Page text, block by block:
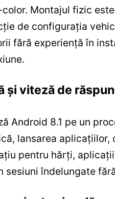
Montajul fizic
de configurația
fără experiență în
și viteză de
Android 8.1 pe un
lansarea
pentru hărți,
sesiuni îndelungate